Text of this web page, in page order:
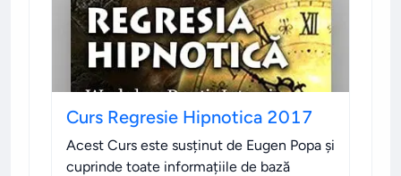
Curs Regresie Hipnotica 2017
Acest Curs este susținut de Eugen Popa și
cuprinde toate informațiile de bază